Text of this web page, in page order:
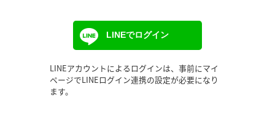
LINEでログイン
LINEアカウントによるログインは、事前にマイ
ページでLINEログイン連携の設定が必要になり
ます。